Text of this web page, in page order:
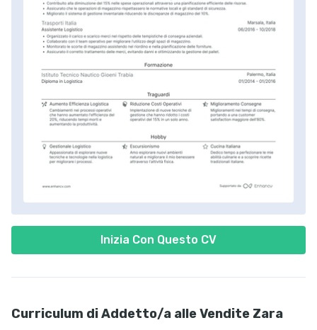
Inizia Con Questo CV
Curriculum di Addetto/a alle Vendite Zara